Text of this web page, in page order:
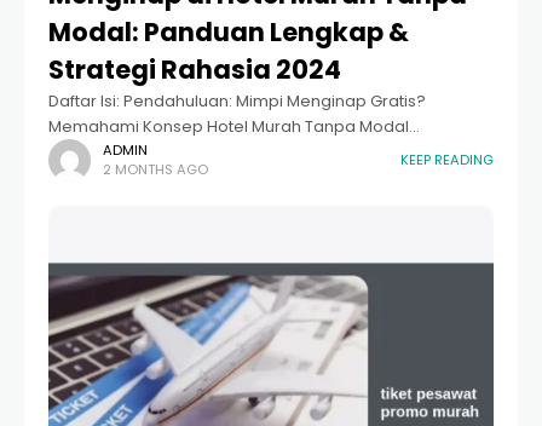
Modal: Panduan Lengkap &
Strategi Rahasia 2024
Daftar Isi: Pendahuluan: Mimpi Menginap Gratis?
Memahami Konsep Hotel Murah Tanpa Modal
Memanfaatkan Loyalty Points dan Reward Program Cara
Menjadi Hotel Reviewer dan Content Creator Peluang
ADMIN
2 MONTHS AGO
KEEP READING